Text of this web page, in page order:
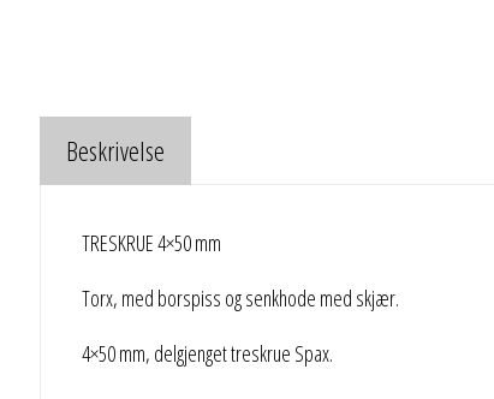
Beskrivelse
TRESKRUE 4×50 mm
Torx, med borspiss og senkhode med skjær.
4×50 mm, delgjenget treskrue Spax.